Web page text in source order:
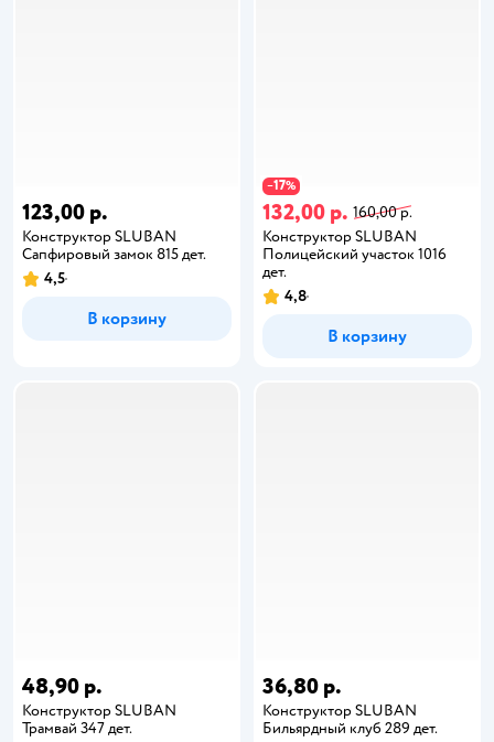
123,00 р.
Конструктор SLUBAN
Сапфировый замок 815 дет.
4,5
В корзину
−17%
132,00 р. 160,00 р.
Конструктор SLUBAN
Полицейский участок 1016
дет.
4,8
В корзину
48,90 р.
Конструктор SLUBAN
Трамвай 347 дет.
36,80 р.
Конструктор SLUBAN
Бильярдный клуб 289 дет.